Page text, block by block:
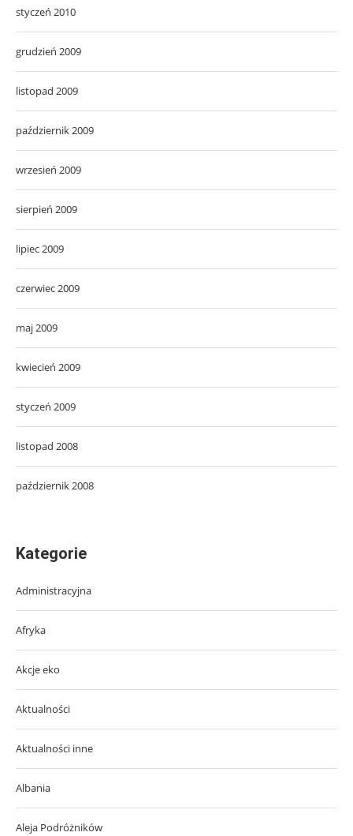
styczeń 2010
grudzień 2009
listopad 2009
październik 2009
wrzesień 2009
sierpień 2009
lipiec 2009
czerwiec 2009
maj 2009
kwiecień 2009
styczeń 2009
listopad 2008
październik 2008
Kategorie
Administracyjna
Afryka
Akcje eko
Aktualności
Aktualności inne
Albania
Aleja Podróżników